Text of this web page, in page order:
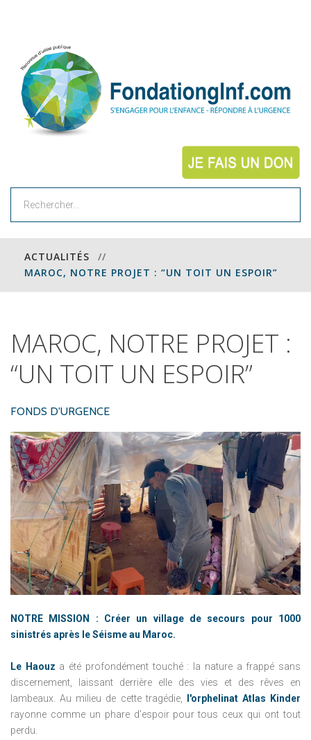
ACTUALITÉS
//
MAROC, NOTRE PROJET : “UN TOIT UN ESPOIR”
MAROC, NOTRE PROJET :
“UN TOIT UN ESPOIR”
FONDS D'URGENCE
NOTRE MISSION : Créer un village de secours pour 1000
sinistrés après le Séisme au Maroc.
Le Haouz a été profondément touché : la nature a frappé sans
discernement, laissant derrière elle des vies et des rêves en
lambeaux. Au milieu de cette tragédie, l'orphelinat Atlas Kinder
rayonne comme un phare d’espoir pour tous ceux qui ont tout
perdu.